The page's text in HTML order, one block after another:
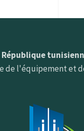
République
de l'équipement et